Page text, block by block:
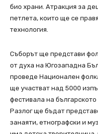
био храни. Атракция за
петлета, които ще се
технология.
Съборът ще представи
от духа на Югозападна
проведе Национален
ще участват над 5000
фестивала на
Разлог ще бъдат
занаяти, етнографски и